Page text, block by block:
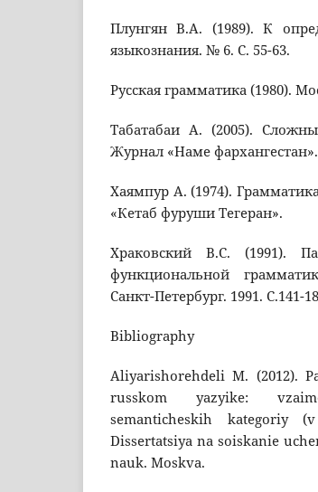
Плунгян В.А. (1989). К
языкознания. № 6. С. 55-63.
Русская грамматика (1980).
Табатабаи А. (2005).
Журнал «Наме
Хаямпур А. (1974).
«Кетаб фуруши Тегеран».
Храковский В.С. (1991).
функциональной
Санкт-Петербург. 1991. С.141-
Bibliography
Aliyarishorehdeli M. (2012).
russkom yazyike:
semanticheskih kategoriy
Dissertatsiya na soiskanie
nauk. Moskva.